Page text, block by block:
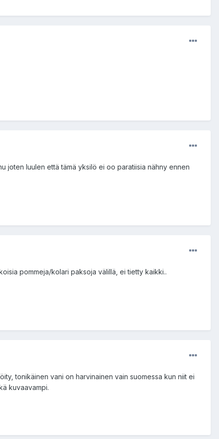
joten luulen että tämä yksilö ei oo paratiisia nähny ennen
pommeja/kolari paksoja välillä, ei tietty kaikki..
tonikäinen vani on harvinainen vain suomessa kun niit ei
kuvaavampi.